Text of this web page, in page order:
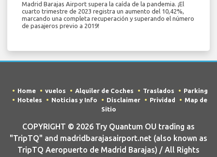
Madrid Barajas Airport supera la caída de la pandemia. ¡El
cuarto trimestre de 2023 registra un aumento del 10,42%,
marcando una completa recuperación y superando el número
de pasajeros previo a 2019!
Home vuelos Alquiler de Coches Traslados
Parking
Hoteles
Noticias y Info Disclaimer Prividad
Map de
Sitio
COPYRIGHT © 2026 Try Quantum OU trading as
"TripTQ" and madridbarajasairport.net (also known as
TripTQ Aeropuerto de Madrid Barajas) / All Rights